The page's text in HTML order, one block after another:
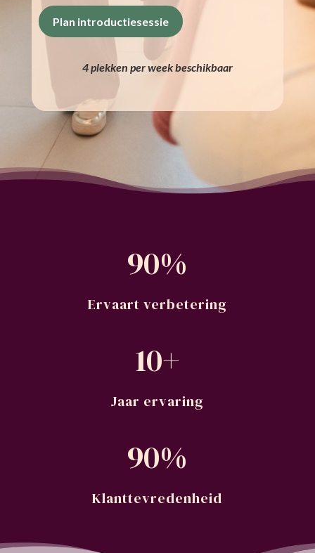
Plan introductiesessie
4 plekken per week beschikbaar
90%
Ervaart verbetering
10+
Jaar ervaring
90%
Klanttevredenheid